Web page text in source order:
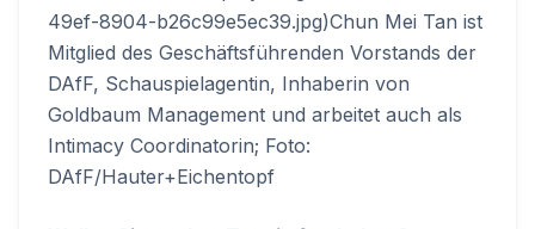
49ef-8904-b26c99e5ec39.jpg)Chun Mei Tan ist
Mitglied des Geschäftsführenden Vorstands der
DAfF, Schauspielagentin, Inhaberin von
Goldbaum Management und arbeitet auch als
Intimacy Coordinatorin; Foto:
DAfF/Hauter+Eichentopf